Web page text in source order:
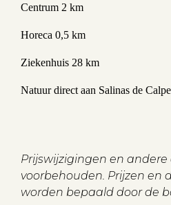
Centrum 2 km
Horeca 0,5 km
Ziekenhuis 28 km
Natuur direct aan Salinas de Calpe
Prijswijzigingen en
voorbehouden. Prijzen en
worden bepaald door de